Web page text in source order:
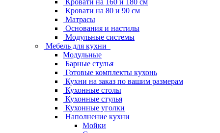
Кровати на 160 и 180 см
Кровати на 80 и 90 см
Матрасы
Основания и настилы
Модульные системы
Мебель для кухни
Модульные
Барные стулья
Готовые комплекты кухонь
Кухни на заказ по вашим размерам
Кухонные столы
Кухонные стулья
Кухонные уголки
Наполнение кухни
Мойки